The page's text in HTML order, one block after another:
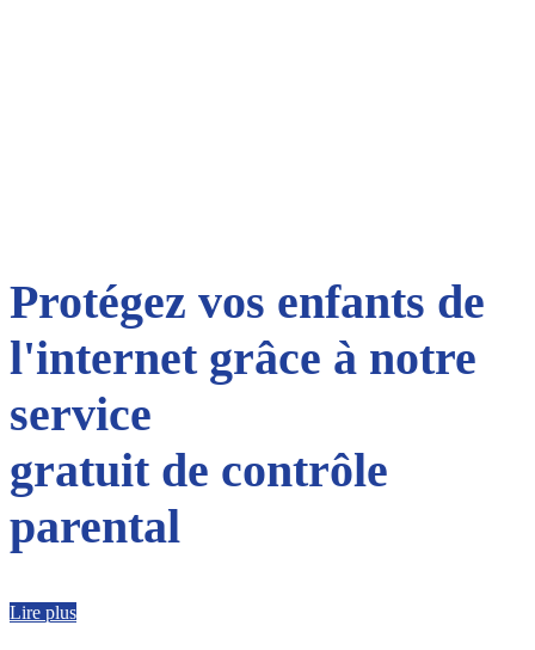
Protégez vos enfants de
l'internet grâce à notre
service
gratuit de contrôle
parental
Lire plus